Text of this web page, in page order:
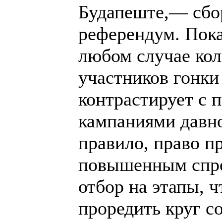
Будапеште,—
референдум.
любом случае
участников
контрастирует с
кампаниями
правило, право
повышенным
отбор на этапы,
проредить круг